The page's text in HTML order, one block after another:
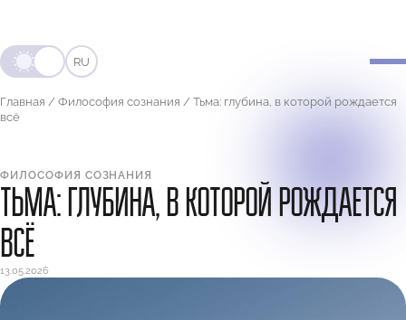
RU
Главная / Философия сознания / Тьма: глубина, в которой рождается
всё
ФИЛОСОФИЯ СОЗНАНИЯ
ТЬМА: ГЛУБИНА, В КОТОРОЙ РОЖДАЕТСЯ
ВСЁ
13.05.2026